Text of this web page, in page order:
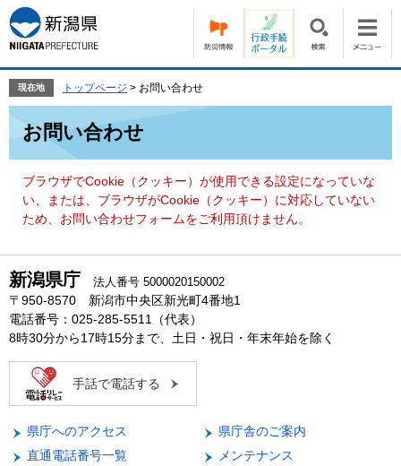
ー
ジ
の
頭
す。
ニ
ュ
ー
飛
て
現在地 トップページ > お問い合わせ
お問い合わせ
ブラウザでCookie（クッキー）が使用できる設定になっていな
い、または、ブラウザがCookie（クッキー）に対応していない
ため、お問い合わせフォームをご利用頂けません。
新潟県庁 法人番号 5000020150002
〒950-8570 新潟市中央区新光町4番地1
電話番号：025-285-5511（代表）
8時30分から17時15分まで、土日・祝日・年末年始を除く
手話で電話する
県庁へのアクセス
県庁舎のご案内
直通電話番号一覧
メンテナンス